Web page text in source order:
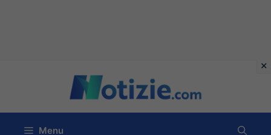
contenuto
Menu